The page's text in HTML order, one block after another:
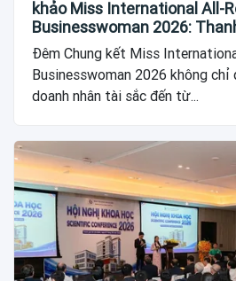
khảo Miss International All-
Businesswoman 2026:
tỏa giá trị của người phụ nữ
Đêm Chung kết Miss
Businesswoman 2026 không chỉ
doanh nhân tài sắc đến từ...